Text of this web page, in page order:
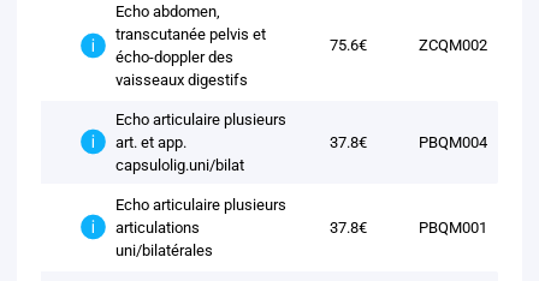
Echo abdomen,
transcutanée pelvis et
écho-doppler des
vaisseaux digestifs
75.6€ ZCQM002
Echo articulaire plusieurs
art. et app.
capsulolig.uni/bilat
37.8€ PBQM004
Echo articulaire plusieurs
articulations
uni/bilatérales
37.8€ PBQM001